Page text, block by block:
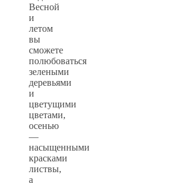
Весной
и
летом
вы
сможете
полюбоваться
зелеными
деревьями
и
цветущими
цветами,
осенью
—
насыщенными
красками
листвы,
а